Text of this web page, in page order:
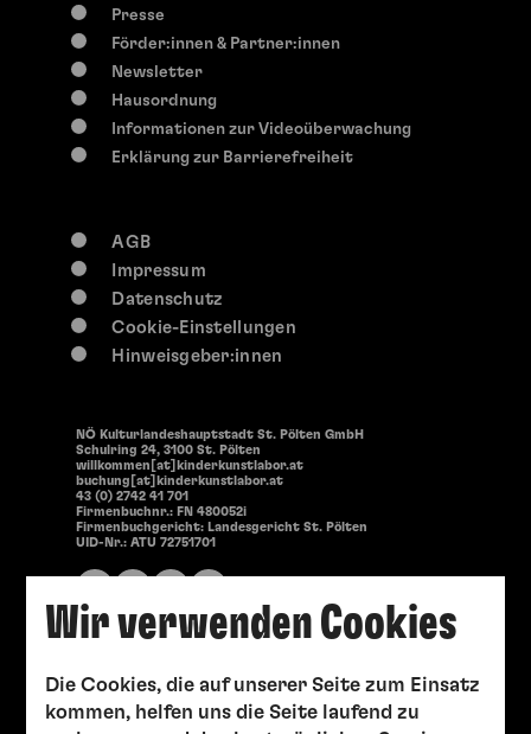
Wir verwenden Cookies
Die Cookies, die auf unserer Seite zum Einsatz
kommen, helfen uns die Seite laufend zu
Presse
Förder:innen & Partner:innen
Newsletter
Hausordnung
Informationen zur Videoüberwachung
Erklärung zur Barrierefreiheit
NÖ Kulturlandeshauptstadt St. Pölten GmbH
Schulring 24, 3100 St. Pölten
willkommen[at]kinderkunstlabor.at
buchung[at]kinderkunstlabor.at
43 (0) 2742 41 701
Firmenbuchnr.: FN 480052i
Firmenbuchgericht: Landesgericht St. Pölten
UID-Nr.: ATU 72751701
AGB
Impressum
Datenschutz
Cookie-Einstellungen
Hinweisgeber:innen